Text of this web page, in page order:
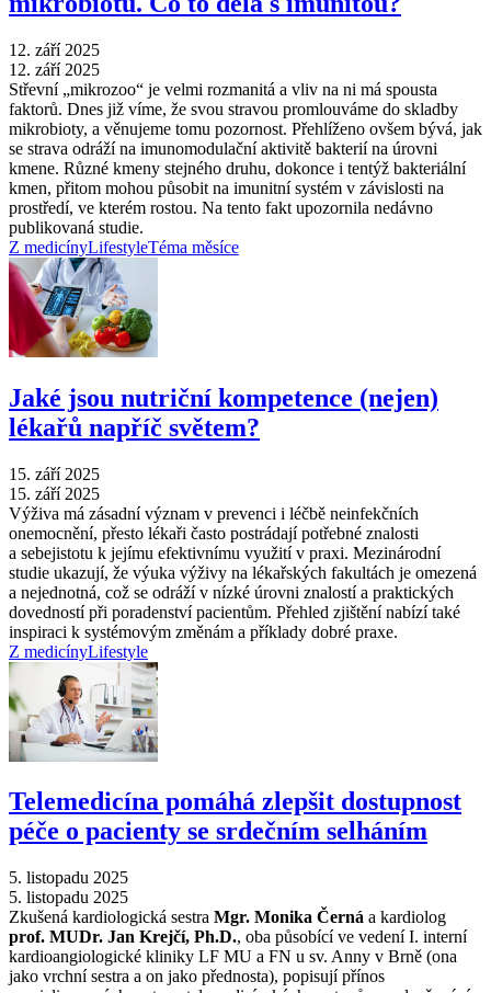
12. září 2025
12. září 2025
Střevní „mikrozoo“ je velmi rozmanitá a vliv na ni má spousta
faktorů. Dnes již víme, že svou stravou promlouváme do skladby
mikrobioty, a věnujeme tomu pozornost. Přehlíženo ovšem bývá, jak
se strava odráží na imunomodulační aktivitě bakterií na úrovni
kmene. Různé kmeny stejného druhu, dokonce i tentýž bakteriální
kmen, přitom mohou působit na imunitní systém v závislosti na
prostředí, ve kterém rostou. Na tento fakt upozornila nedávno
publikovaná studie.
Z medicínyLifestyleTéma měsíce
Jaké jsou nutriční kompetence (nejen)
lékařů napříč světem?
15. září 2025
15. září 2025
Výživa má zásadní význam v prevenci i léčbě neinfekčních
onemocnění, přesto lékaři často postrádají potřebné znalosti
a sebejistotu k jejímu efektivnímu využití v praxi. Mezinárodní
studie ukazují, že výuka výživy na lékařských fakultách je omezená
a nejednotná, což se odráží v nízké úrovni znalostí a praktických
dovedností při poradenství pacientům. Přehled zjištění nabízí také
inspiraci k systémovým změnám a příklady dobré praxe.
Z medicínyLifestyle
Telemedicína pomáhá zlepšit dostupnost
péče o pacienty se srdečním selháním
5. listopadu 2025
5. listopadu 2025
Zkušená kardiologická sestra Mgr. Monika Černá a kardiolog
prof. MUDr. Jan Krejčí, Ph.D., oba působící ve vedení I. interní
kardioangiologické kliniky LF MU a FN u sv. Anny v Brně (ona
jako vrchní sestra a on jako přednosta), popisují přínos